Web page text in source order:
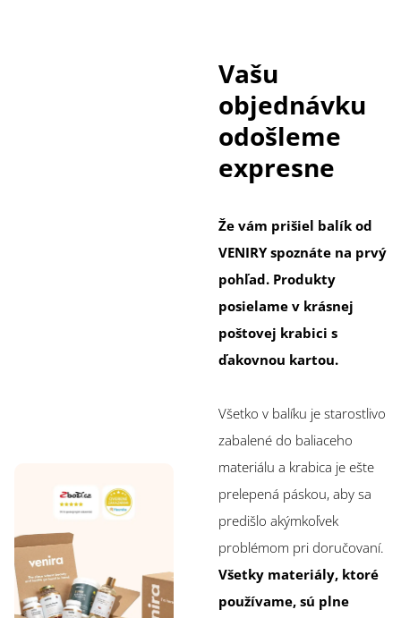
Vašu
objednávku
odošleme
expresne
Že vám prišiel balík od
VENIRY spoznáte na prvý
pohľad. Produkty
posielame v krásnej
poštovej krabici s
ďakovnou kartou.
Všetko v balíku je starostlivo
zabalené do baliaceho
materiálu a krabica je ešte
prelepená páskou, aby sa
predišlo akýmkoľvek
problémom pri doručovaní.
Všetky materiály, ktoré
používame, sú plne